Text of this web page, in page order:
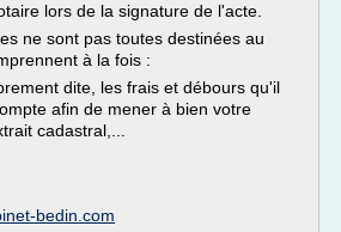
lors de la signature de l'acte.
ne sont pas toutes destinées au
à la fois :
dite, les frais et débours qu'il
afin de mener à bien votre
cadastral,...
bedin.com